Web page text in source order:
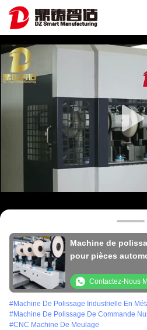
Machine de
pour pièces
Contactez-Nous
#Machine De Polissage Industrielle En
#Machine De Polissage De Commande
#CNC Machine De Meulage